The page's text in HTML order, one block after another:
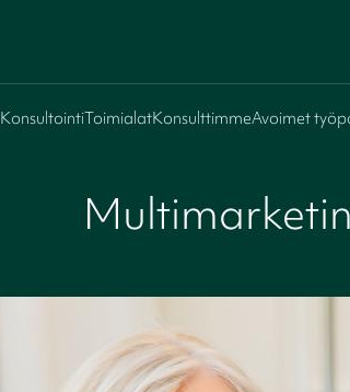
KonsultointiToimialatKonsulttimmeAvoimet